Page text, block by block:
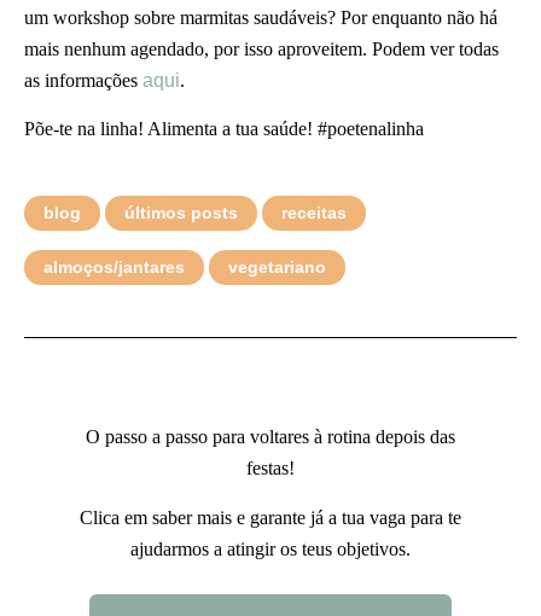
um workshop sobre marmitas saudáveis? Por enquanto não há
mais nenhum agendado, por isso aproveitem. Podem ver todas
as informações aqui.
Põe-te na linha! Alimenta a tua saúde! #poetenalinha
blog últimos posts receitas
almoços/jantares vegetariano
O passo a passo para voltares à rotina depois das
festas!
Clica em saber mais e garante já a tua vaga para te
ajudarmos a atingir os teus objetivos.